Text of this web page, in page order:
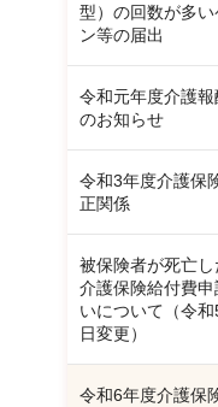
型）の回数が多い
ン等の届出
令和元年度介護
のお知らせ
令和3年度介護保
正関係
被保険者が死亡
介護保険給付費申
いについて（令和
日変更）
令和6年度介護保